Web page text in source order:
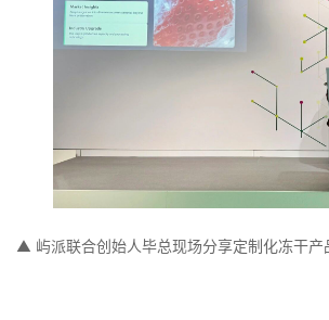
▲ 屿派联合创始人毕总现场分享定制化冻干产